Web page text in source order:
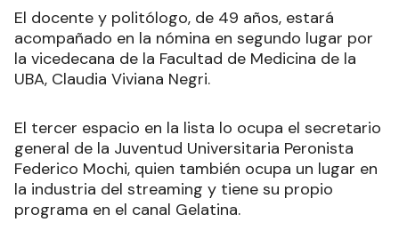
El docente y politólogo, de 49 años, estará
acompañado en la nómina en segundo lugar por
la vicedecana de la Facultad de Medicina de la
UBA, Claudia Viviana Negri.
El tercer espacio en la lista lo ocupa el secretario
general de la Juventud Universitaria Peronista
Federico Mochi, quien también ocupa un lugar en
la industria del streaming y tiene su propio
programa en el canal Gelatina.